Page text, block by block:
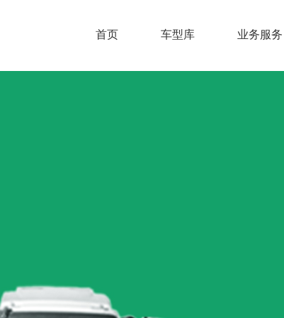
首页 车型库 业务服务